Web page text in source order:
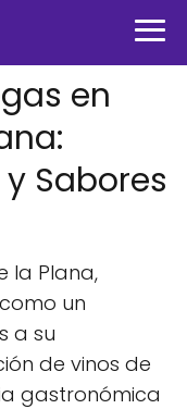
en
Sabores
la Plana,
un
a su
de vinos de
gastronómica